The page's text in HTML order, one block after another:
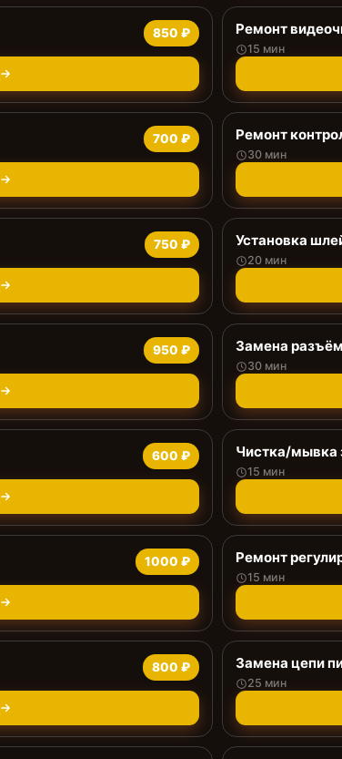
850 ₽ Ремонт
15 мин
700 ₽ Ремонт
30 мин
750 ₽ Установка
20 мин
950 ₽ Замена
30 мин
600 ₽ Чистка/мывка
15 мин
1000 ₽ Ремонт
15 мин
800 ₽ Замена цепи
25 мин